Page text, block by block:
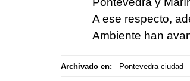
A ese respecto,
Ambiente han
Archivado en: Pontevedra ciudad